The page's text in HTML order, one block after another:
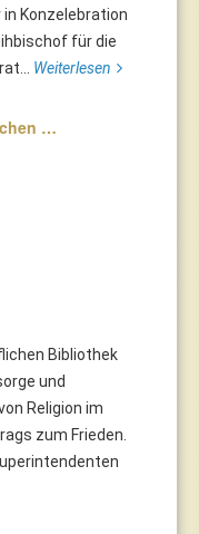
Konzelebration
für die
Weiterlesen
…
Bibliothek
und
Religion im
zum Frieden.